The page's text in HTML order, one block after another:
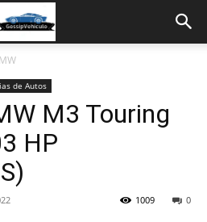
de Autos
M3 Touring
HP
0
1009